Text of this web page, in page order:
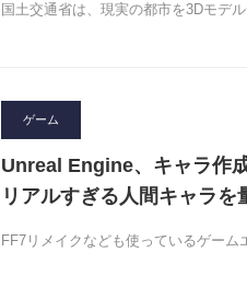
国土交通省は、現実の都市を3Dモデ
ゲーム
Unreal Engine、キャラ作
リアルすぎる人間キャラ
FF7リメイクなども使っているゲー